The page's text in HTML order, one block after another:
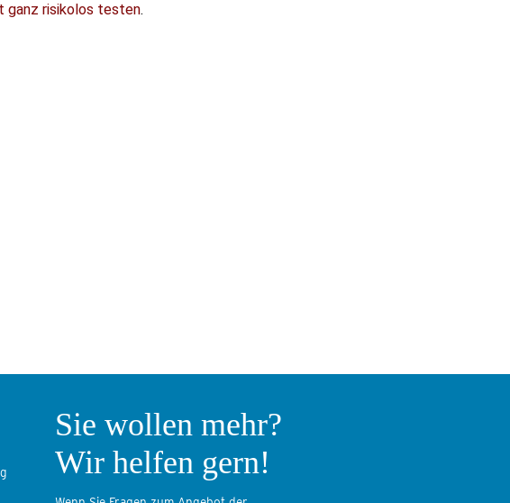
ganz risikolos testen.
Sie wollen mehr?
Wir helfen gern!